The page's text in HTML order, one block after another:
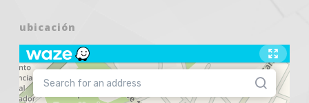
ubicación